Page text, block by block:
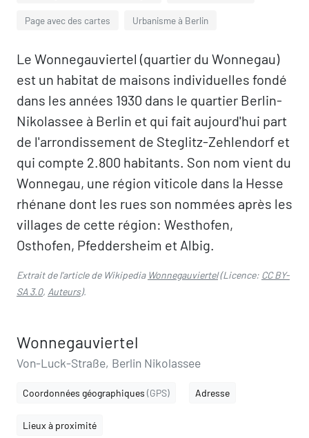
Page avec des cartes Urbanisme à Berlin
Le Wonnegauviertel (quartier du Wonnegau)
est un habitat de maisons individuelles fondé
dans les années 1930 dans le quartier Berlin-
Nikolassee à Berlin et qui fait aujourd'hui part
de l'arrondissement de Steglitz-Zehlendorf et
qui compte 2.800 habitants. Son nom vient du
Wonnegau, une région viticole dans la Hesse
rhénane dont les rues son nommées après les
villages de cette région: Westhofen,
Osthofen, Pfeddersheim et Albig.
Extrait de l'article de Wikipedia Wonnegauviertel(Licence: CC BY-
SA 3.0, Auteurs).
Wonnegauviertel
Von-Luck-Straße, Berlin Nikolassee
Coordonnées géographiques (GPS) Adresse
Lieux à proximité